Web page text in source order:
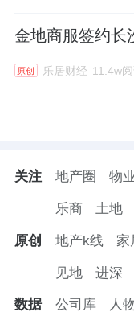
金地商服签约长
原创 乐居财经 11.4w
关注 地产圈 物
乐商 土地
原创 地产k线 家
见地 进深
数据 公司库 人